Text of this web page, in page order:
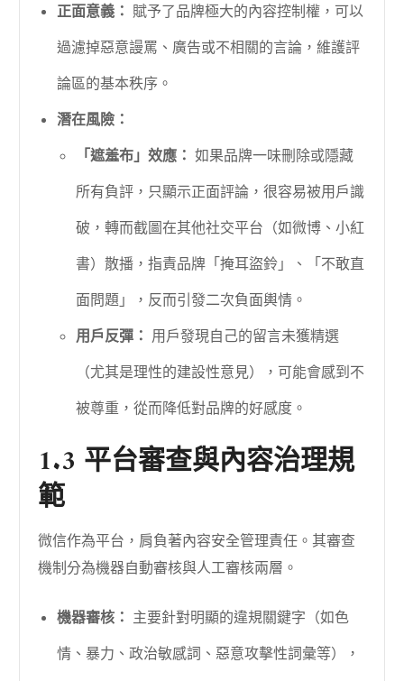
正面意義： 賦予了品牌極大的內容控制權，可以
過濾掉惡意謾罵、廣告或不相關的言論，維護評
論區的基本秩序。
潛在風險：
「遮羞布」效應： 如果品牌一味刪除或隱藏
所有負評，只顯示正面評論，很容易被用戶識
破，轉而截圖在其他社交平台（如微博、小紅
書）散播，指責品牌「掩耳盜鈴」、「不敢直
面問題」，反而引發二次負面輿情。
用戶反彈： 用戶發現自己的留言未獲精選
（尤其是理性的建設性意見），可能會感到不
被尊重，從而降低對品牌的好感度。
1.3 平台審查與內容治理規
範
微信作為平台，肩負著內容安全管理責任。其審查
機制分為機器自動審核與人工審核兩層。
機器審核： 主要針對明顯的違規關鍵字（如色
情、暴力、政治敏感詞、惡意攻擊性詞彙等），